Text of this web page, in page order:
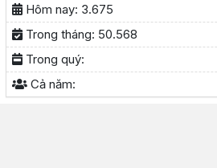
Hôm nay: 3.675
Trong tháng: 50.568
Trong quý:
Cả năm: